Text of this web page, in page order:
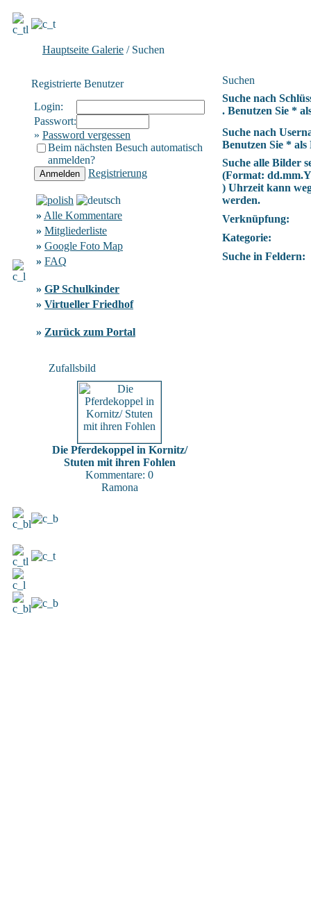
Hauptseite Galerie / Suchen
Registrierte Benutzer
Login:
Passwort:
» Password vergessen
Beim nächsten Besuch automatisch
anmelden?
Registrierung
» Alle Kommentare
» Mitgliederliste
» Google Foto Map
» FAQ
» GP Schulkinder
» Virtueller Friedhof
» Zurück zum Portal
Zufallsbild
Die Pferdekoppel in Kornitz/
Stuten mit ihren Fohlen
Kommentare: 0
Ramona
Suchen
Suche nach
. Benutzen Sie *
Suche nach
Benutzen Sie * als
Suche alle Bilder
(Format:
) Uhrzeit kann
werden.
Verknüpfung:
Kategorie:
Suche in Feldern: